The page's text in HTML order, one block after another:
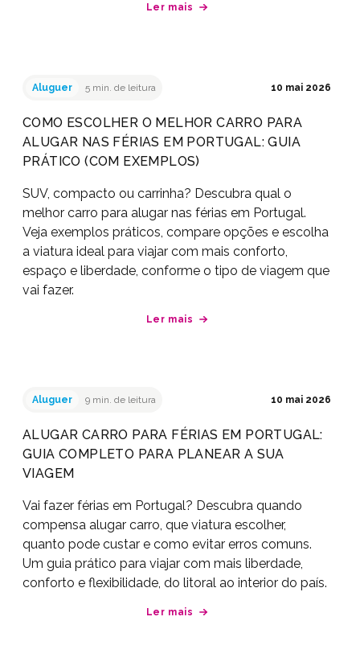
Ler mais
Aluguer 5 min. de leitura 10 mai 2026
COMO ESCOLHER O MELHOR CARRO PARA
ALUGAR NAS FÉRIAS EM PORTUGAL: GUIA
PRÁTICO (COM EXEMPLOS)
SUV, compacto ou carrinha? Descubra qual o
melhor carro para alugar nas férias em Portugal.
Veja exemplos práticos, compare opções e escolha
a viatura ideal para viajar com mais conforto,
espaço e liberdade, conforme o tipo de viagem que
vai fazer.
Ler mais
Aluguer 9 min. de leitura 10 mai 2026
ALUGAR CARRO PARA FÉRIAS EM PORTUGAL:
GUIA COMPLETO PARA PLANEAR A SUA
VIAGEM
Vai fazer férias em Portugal? Descubra quando
compensa alugar carro, que viatura escolher,
quanto pode custar e como evitar erros comuns.
Um guia prático para viajar com mais liberdade,
conforto e flexibilidade, do litoral ao interior do país.
Ler mais